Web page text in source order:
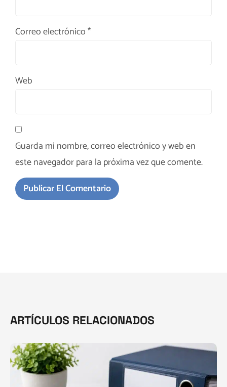
Correo electrónico*
Web
Guarda mi nombre, correo electrónico y web en
este navegador para la próxima vez que comente.
ARTÍCULOS RELACIONADOS